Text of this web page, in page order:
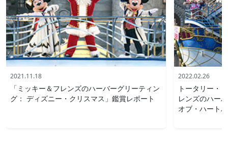
2021.11.18
「ミッキー＆フレンズのハーバーグリーティン
グ： ディズニー・クリスマス」鑑賞レポート
2022.02.26
トータリー・
レンズのハー
オブ・ハート